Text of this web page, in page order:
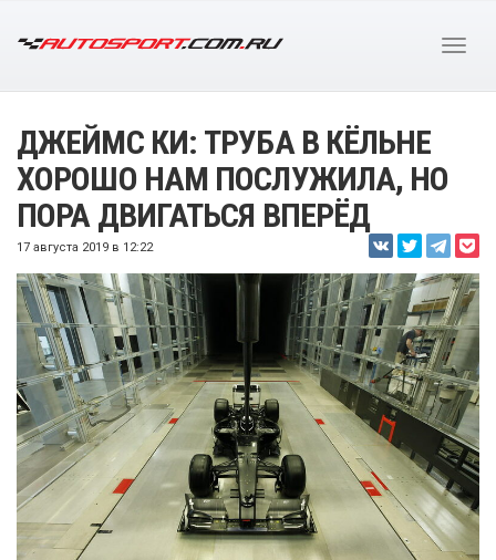
ДЖЕЙМС КИ: ТРУБА В КЁЛЬНЕ
ХОРОШО НАМ ПОСЛУЖИЛА, НО
ПОРА ДВИГАТЬСЯ ВПЕРЁД
17 августа 2019 в 12:22